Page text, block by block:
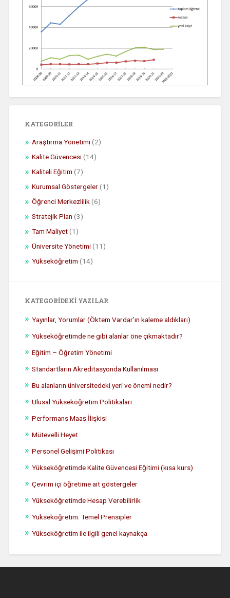
KATEGORILER
Araştırma Yönetimi(2)
Kalite Güvencesi(14)
Kaliteli Eğitim (7)
Kurumsal Göstergeler(1)
Öğrenci Merkezlilik(6)
Stratejik Plan (3)
Tam Maliyet(1)
Üniversite Yönetimi(11)
Yükseköğretim (14)
KATEGORIDEKI YAZILAR
Yayınlar, Yorumlar (Öktem Vardar’ın kaleme aldıkları)
Yükseköğretimde ne gibi alanlar öne çıkmaktadır?
Eğitim – Öğretim Yönetimi
Standartların Akreditasyonda Kullanılması
Bu alanların üniversitedeki yeri ve önemi nedir?
Ulusal Yükseköğretim Politikaları
Performans Maaş İlişkisi
Mütevelli Heyet
Personel Gelişimi Politikası
Yükseköğretimde Kalite Güvencesi Eğitimi (kısa kurs)
Çevrim içi öğretime ait göstergeler
Yükseköğretimde Hesap Verebilirlik
Yükseköğretim: Temel Prensipler
Yükseköğretim ile ilgili genel kaynakça